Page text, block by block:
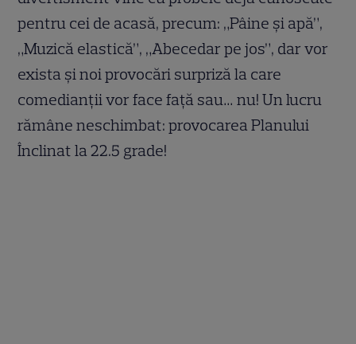
pentru cei de acasă, precum: „Pâine și apă”,
„Muzică elastică”, „Abecedar pe jos”, dar vor
exista și noi provocări surpriză la care
comedianții vor face față sau… nu! Un lucru
rămâne neschimbat: provocarea Planului
Înclinat la 22.5 grade!